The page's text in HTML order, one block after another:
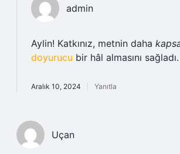
admin
Aylin! Katkınız, metnin daha
doyurucu bir hâl almasını sağladı.
Aralık 10, 2024 Yanıtla
Uçan